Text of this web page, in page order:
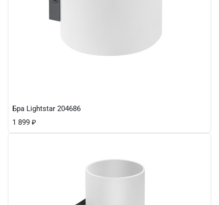
Бра Lightstar 204686
1 899 ₽